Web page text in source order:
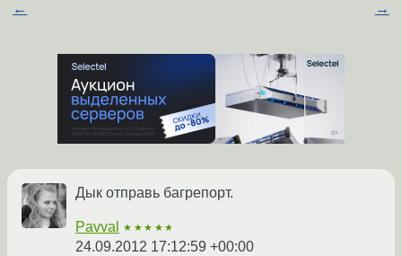
← →
Дык отправь багрепорт.
Pavval ★★★★★
24.09.2012 17:12:59 +00:00